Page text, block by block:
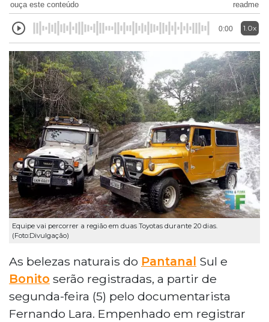
ouça este conteúdo readme
0:00 1.0x
Equipe vai percorrer a região em duas Toyotas durante 20 dias.
(Foto:Divulgação)
As belezas naturais do Pantanal Sul e
Bonito serão registradas, a partir de
segunda-feira (5) pelo documentarista
Fernando Lara. Empenhado em registrar